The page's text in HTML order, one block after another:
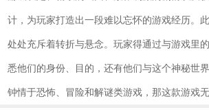
计，为玩家打造出一段难以忘怀的游戏经历。
处处充斥着转折与悬念。玩家得通过与游戏里
悉他们的身份、目的，还有他们与这个神秘世
钟情于恐怖、冒险和解谜类游戏，那这款游戏